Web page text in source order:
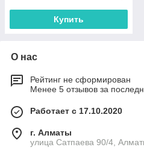
Купить
О нас
Рейтинг не сформирован
Менее 5 отзывов за
Работает с 17.10.2020
г. Алматы
улица Сатпаева 90/4,